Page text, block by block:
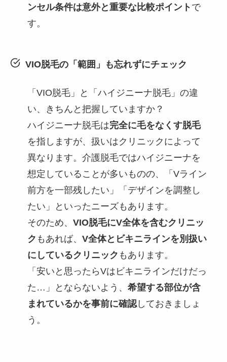
ンセル条件は意外と重要な比較ポイント で
す。
VIO脱毛の「範囲」も忘れずにチェック
「VIO脱毛」と「ハイジニーナ脱毛」の違
い、きちんと把握していますか？
ハイジニーナ脱毛は完全に毛をなくす脱毛
を指しますが、扱いはクリニックによって
異なります。介護脱毛ではハイジニーナを
想定していることが多いものの、「Vライン
前方を一部残したい」「デザインを調整し
たい」といったニーズもあります。
そのため、 VIO脱毛にV全体を含むクリニッ
ク もあれば、 V全体とビキニラインを別扱い
にしているクリニック もあります。
「安いと思ったらVはビキニラインだけだっ
た…」とならないよう、 希望する部位が含
まれているかを事前に確認しておきましょ
う。